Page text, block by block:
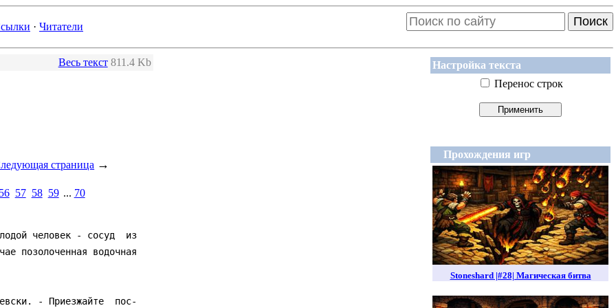
· Читатели Поиск
Настройка текста
Перенос строк
Прохождения игр
Stoneshard |#28| Магическая битва
Весь текст 811.4 Kb
страница →
56 57 58 59 ... 70